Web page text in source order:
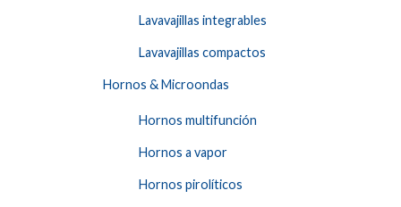
Lavavajillas integrables
Lavavajillas compactos
Hornos & Microondas
Hornos multifunción
Hornos a vapor
Hornos pirolíticos